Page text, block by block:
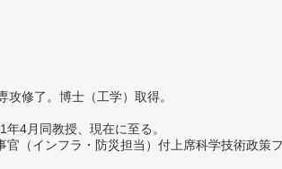
修了。博士（工学）取得。
4月同教授、現在に至る。
（インフラ・防災担当）付上席科学技術政策